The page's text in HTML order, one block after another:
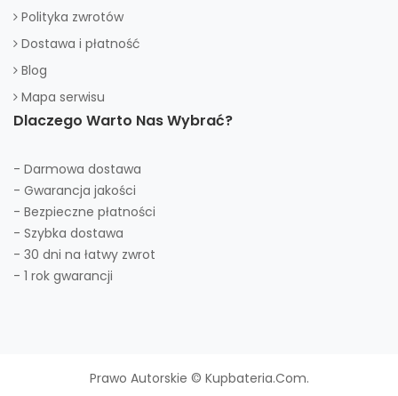
Polityka zwrotów
Dostawa i płatność
Blog
Mapa serwisu
Dlaczego Warto Nas Wybrać?
- Darmowa dostawa
- Gwarancja jakości
- Bezpieczne płatności
- Szybka dostawa
- 30 dni na łatwy zwrot
- 1 rok gwarancji
Prawo Autorskie © Kupbateria.com.